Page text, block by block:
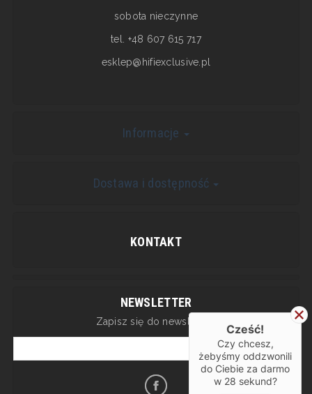
sobota nieczynne
tel. +48 607 615 717
esklep@hifiexclusive.pl
Informacje
Dostawa i dostępność
KONTAKT
NEWSLETTER
Zapisz się do newslettera
Cześć!
Czy chcesz,
żebyśmy oddzwonili
do Ciebie za darmo
w 28 sekund?